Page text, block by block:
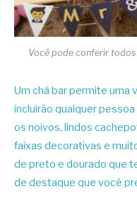
Você pode conferir
Um chá bar permite uma
incluirão qualquer
os noivos, lindos
faixas decorativas e
de preto e dourado que
de destaque que você